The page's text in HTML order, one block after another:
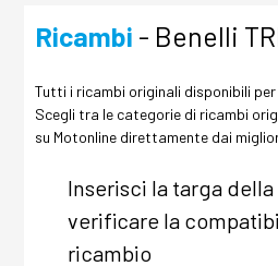
Ricambi - Benelli
Tutti i ricambi originali disponibili per
Scegli tra le categorie di ricambi
su Motonline direttamente dai
Inserisci la targa
verificare la
ricambio